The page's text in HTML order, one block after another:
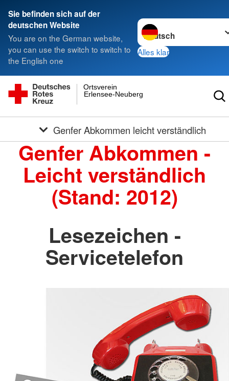
Sie befinden sich auf der
deutschen Website
You are on the German website,
you can use the switch to switch to
the English one
Sprache wechseln zu
Alles klar
Erlensee-Neuberg
Ortsverein
Genfer Abkommen leicht verständlich
Genfer Abkommen -
Leicht verständlich
(Stand: 2012)
Lesezeichen -
Servicetelefon